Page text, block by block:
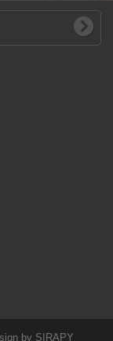
by SIRAPY